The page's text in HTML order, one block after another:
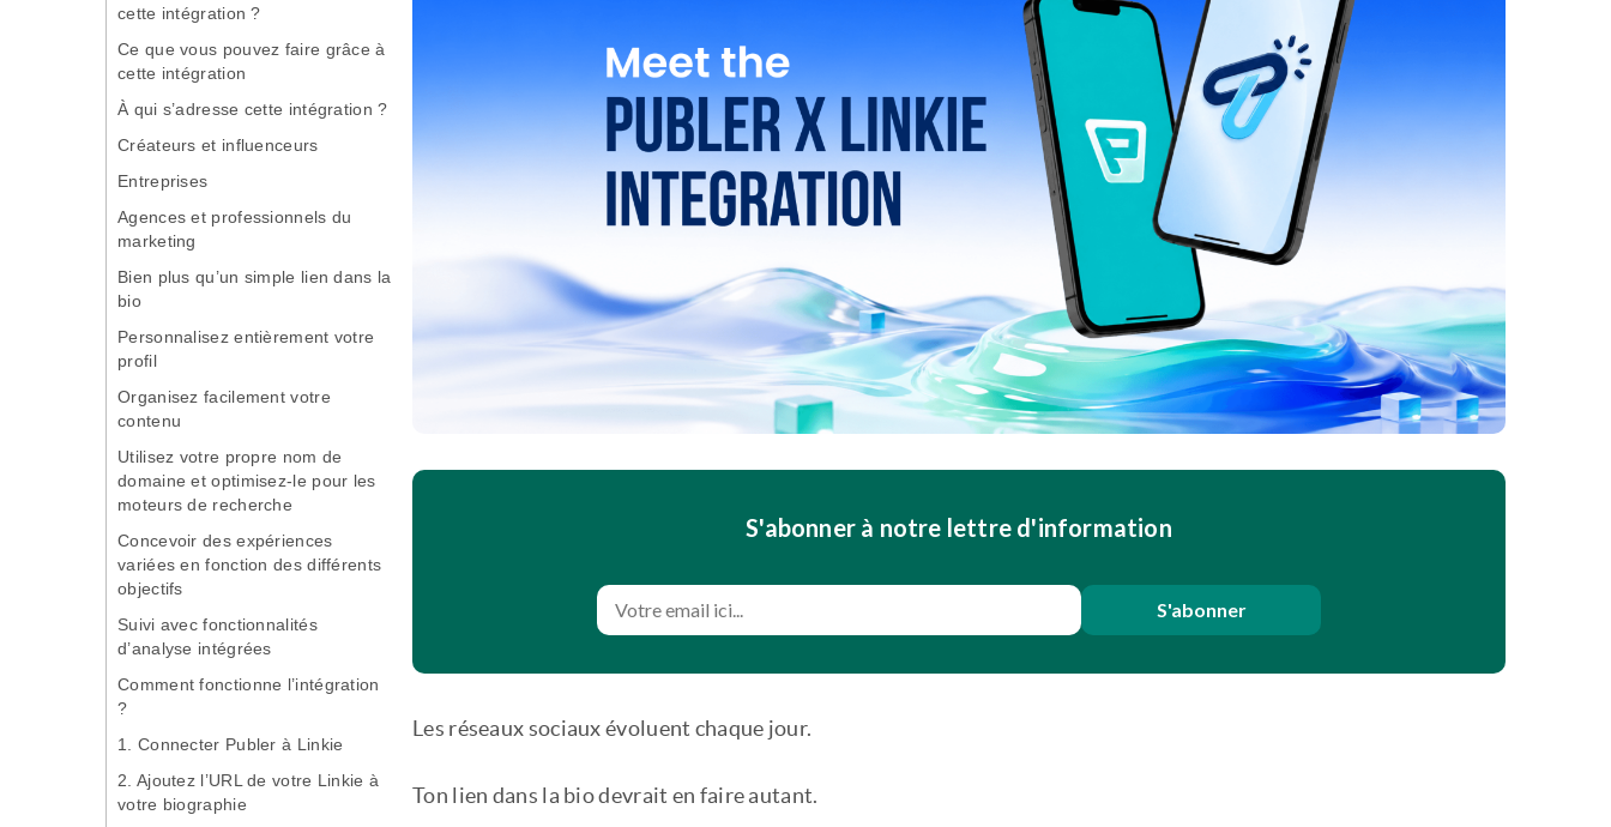
cette intégration ?
Ce que vous pouvez faire grâce à
cette intégration
À qui s’adresse cette intégration ?
Créateurs et influenceurs
Entreprises
Agences et professionnels du
marketing
Bien plus qu’un simple lien dans la
bio
Personnalisez entièrement votre
profil
Organisez facilement votre
contenu
Utilisez votre propre nom de
domaine et optimisez-le pour les
moteurs de recherche
Concevoir des expériences
variées en fonction des différents
objectifs
Suivi avec fonctionnalités
d’analyse intégrées
Comment fonctionne l’intégration
?
1. Connecter Publer à Linkie
2. Ajoutez l’URL de votre Linkie à
votre biographie
S'abonner à notre lettre d'information
S'abonner
Les réseaux sociaux évoluent chaque jour.
Ton lien dans la bio devrait en faire autant.